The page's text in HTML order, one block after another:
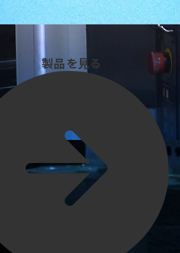
製品を見る